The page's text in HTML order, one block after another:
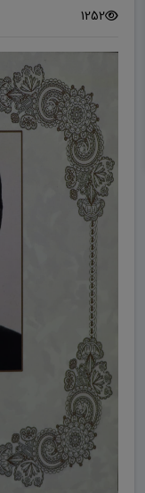
1252